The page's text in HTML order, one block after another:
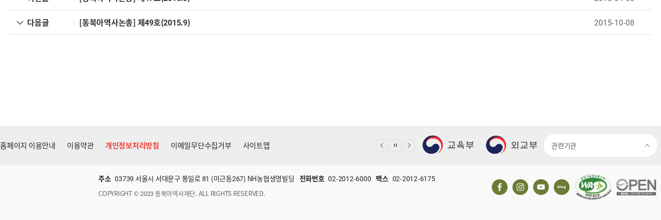
다음글 [동북아역사논총] 제49호(2015.9) 2015-10-08
홈페이지 이용안내 이용약관 개인정보처리방침 이메일무단수집거부 사이트맵 관련기관
주소 03739 서울시 서대문구 통일로 81 (미근동267) NH농협생명빌딩 전화번호 02-2012-6000 팩스 02-2012-6175
COPYRIGHT © 2023 동북아역사재단. ALL RIGHTS RESERVED.